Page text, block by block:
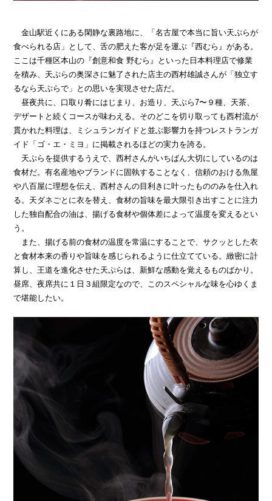
金山駅近くにある閑静な裏路地に、「名古屋で本当に旨い天ぷらが
食べられる店」として、舌の肥えた客が足を運ぶ『西むら』がある。
ここは千種区本山の『創意和食 野むら』といった日本料理店で修業
を積み、天ぷらの奥深さに魅了された店主の西村雄誠さんが「独立す
るなら天ぷらで」との思いを実現させた店だ。
昼夜共に、口取り肴にはじまり、お造り、天ぷら7〜９種、天茶、
デザートと続くコースが味わえる。そのどこを切り取っても西村流が
貫かれた料理は、ミシュランガイドと並ぶ影響力を持つレストランガ
イド「ゴ・エ・ミヨ」に掲載されるほどの実力を誇る。
天ぷらを提供するうえで、西村さんがいちばん大切にしているのは
食材だ。有名産地やブランドに固執することなく、信頼のおける魚屋
や八百屋に理想を伝え、西村さんの目利きに叶ったもののみを仕入れ
る。天ダネごとに衣を替え、食材の旨味を最大限引き出すことに注力
した独自配合の油は、揚げる食材や個体差によって温度を変えるとい
う。
また、揚げる前の食材の温度を常温にすることで、サクッとした衣
と食材本来の香りや旨味を感じられるように仕立てている。緻密に計
算し、王道を進化させた天ぷらは、新鮮な感動を覚えるものばかり。
昼席、夜席共に１日３組限定なので、このスペシャルな味を心ゆくま
で堪能したい。